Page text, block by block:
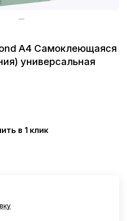
A4 Самоклеющаяся
универсальная
в 1 клик